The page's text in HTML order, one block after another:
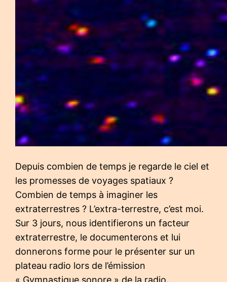
Depuis combien de temps je regarde le ciel et
les promesses de voyages spatiaux ?
Combien de temps à imaginer les
extraterrestres ? L’extra-terrestre, c’est moi.
Sur 3 jours, nous identifierons un facteur
extraterrestre, le documenterons et lui
donnerons forme pour le présenter sur un
plateau radio lors de l’émission
« Gymnastique sonore » de la radio…